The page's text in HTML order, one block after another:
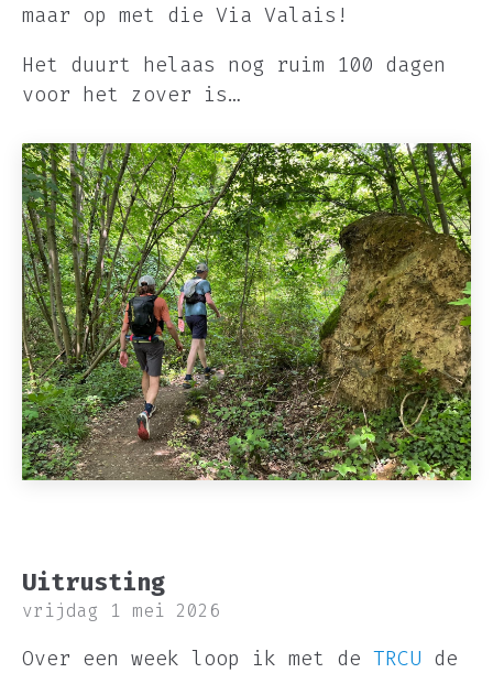
maar op met die Via Valais!
Het duurt helaas nog ruim 100 dagen
voor het zover is…
Uitrusting
vrijdag 1 mei 2026
Over een week loop ik met de TRCU de